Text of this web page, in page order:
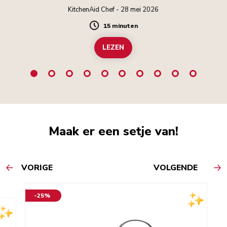
KitchenAid Chef - 28 mei 2026
Duration
15 minuten
LEZEN
Maak er een setje van!
VORIGE VOLGENDE
-25%